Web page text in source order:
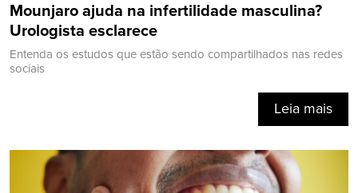
Mounjaro ajuda na infertilidade masculina?
Urologista esclarece
Entenda os estudos que estão sendo compartilhados nas redes
sociais
Leia mais